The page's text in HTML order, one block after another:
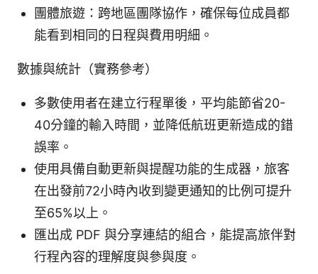
團體旅遊：跨地區團隊協作，確保每位成員都
能看到相同的日程與費用明細。
數據與統計（實務參考）
多數使用者在建立行程單後，平均能節省20-
40分鐘的輸入時間，並降低航班更新造成的錯
誤率。
使用具備自動更新與提醒功能的生成器，旅客
在出發前72小時內收到變更通知的比例可提升
至65%以上。
匯出成 PDF 與分享連結的組合，能提高旅伴對
行程內容的理解度與參與度。